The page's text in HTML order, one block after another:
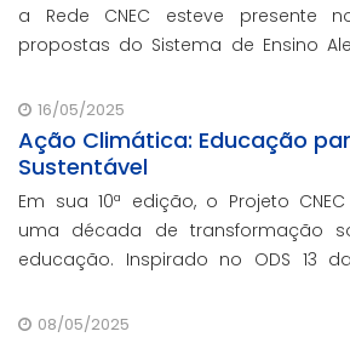
a Rede CNEC esteve presente
propostas do Sistema de Ensino
escolar e parcerias com prefeituras
16/05/2025
Ação Climática: Educação
Sustentável
Em sua 10ª edição, o Projeto
uma década de transformação
educação. Inspirado no ODS 13
promoção da sustentabilidade.
08/05/2025